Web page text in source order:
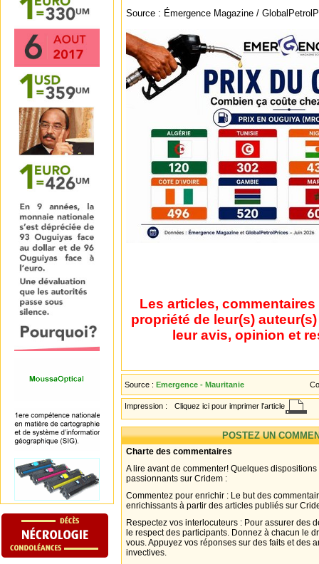
Source : Émergence Magazine /
Les articles,
propriété de leur(s)
leur avis, opinion et
Source : Emergence - Mauritanie
Impression : Cliquez ici pour imprimer l'article
POSTEZ UN
Charte des commentaires
A lire avant de commenter! Quelques
passionnants sur Cridem :
Commentez pour enrichir : Le but des
enrichissants à partir des articles publiés sur
Respectez vos interlocuteurs : Pour assurer des
le respect des participants. Donnez à chacun le
vous. Appuyez vos réponses sur des faits et des
invectives.